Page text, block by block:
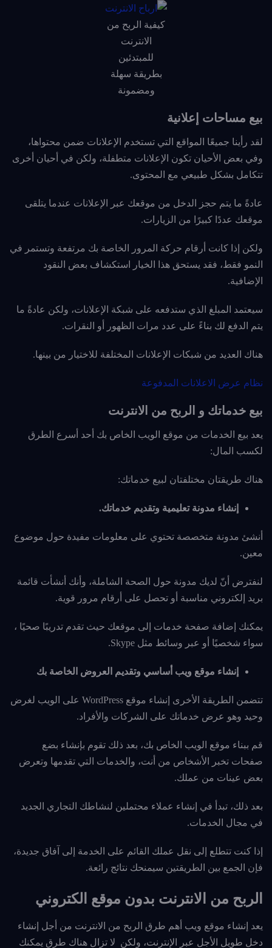
كيفية الربح من
الانترنت
للمبتدئين
بطريقة سهلة
ومضمونة
بيع مساحات إعلانية
لقد رأينا جميعًا المواقع التي تستخدم الإعلانات ضمن محتواها،
وفي بعض الأحيان تكون الإعلانات متطفلة، ولكن في أحيان أخرى
تتكامل بشكل طبيعي مع المحتوى.
عادةً ما يتم حجز الدخل من موقعك عبر الإعلانات عندما يتلقى
موقعك عددًا كبيرًا من الزيارات.
ولكن إذا كانت أرقام حركة المرور الخاصة بك مرتفعة وتستمر في
النمو فقط، فقد يستحق هذا الخيار استكشاف بعض النقود
الإضافية.
سيعتمد المبلغ الذي ستدفعه على شبكة الإعلانات، ولكن عادةً ما
يتم الدفع لك بناءً على عدد مرات الظهور أو النقرات.
هناك العديد من شبكات الإعلانات المختلفة للاختيار من بينها.
نظام عرض الاعلانات المدفوعة
بيع خدماتك و الربح من الانترنت
يعد بيع الخدمات من موقع الويب الخاص بك أحد أسرع الطرق
لكسب المال:
هناك طريقتان مختلفتان لبيع خدماتك:
إنشاء مدونة تعليمية وتقديم خدماتك.
أنشئ مدونة متخصصة تحتوي على معلومات مفيدة حول موضوع
معين.
لنفترض أنّ لديك مدونة حول الصحة الشاملة، وأنك أنشأت قائمة
بريد إلكتروني مناسبة أو تحصل على أرقام مرور قوية.
يمكنك إضافة صفحة خدمات إلى موقعك حيث تقدم تدريبًا صحيًا ،
سواء شخصيًا أو عبر وسائط مثل Skype.
إنشاء موقع ويب أساسي وتقديم العروض الخاصة بك
تتضمن الطريقة الأخرى إنشاء موقع WordPress على الويب لغرض
وحيد وهو عرض خدماتك على الشركات والأفراد.
قم ببناء موقع الويب الخاص بك، بعد ذلك تقوم بإنشاء بضع
صفحات تخبر الأشخاص من أنت، والخدمات التي تقدمها وتعرض
بعض عينات من عملك.
بعد ذلك، تبدأ في إنشاء عملاء محتملين لنشاطك التجاري الجديد
في مجال الخدمات.
إذا كنت تتطلع إلى نقل عملك القائم على الخدمة إلى آفاق جديدة،
فإن الجمع بين الطريقتين سيمنحك نتائج رائعة.
الربح من الانترنت بدون موقع الكتروني
يعد إنشاء موقع ويب أهم طرق الربح من الانترنت من أجل إنشاء
دخل طويل الأجل عبر الإنترنت، ولكن لا تزال هناك طرق يمكنك